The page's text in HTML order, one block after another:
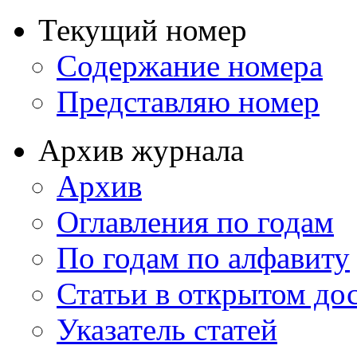
Текущий номер
Содержание номера
Представляю номер
Архив журнала
Архив
Оглавления по годам
По годам по алфавиту
Статьи в открытом
Указатель статей